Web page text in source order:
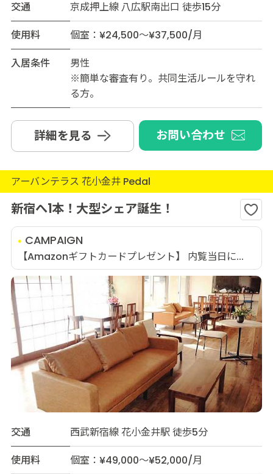
交通
京成押上線 八広駅南出口 徒歩15分
使用料
個室：¥24,500～¥37,500/月
入居条件
男性
※簡単な審査有り。共同生活ルールを守れ
る方。
詳細を見る お問い合わせ
アーバンテラス 花小金井 Pedal
新宿へ1本！大型シェア誕生！
CAMPAIGN
【Amazonギフトカードプレゼント】 内覧当日に...
交通
西武新宿線 花小金井駅 徒歩5分
使用料
個室：¥49,000～¥52,000/月